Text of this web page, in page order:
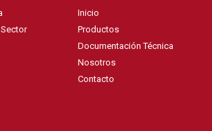
Inicio
Productos
Documentación Técnica
Nosotros
Contacto